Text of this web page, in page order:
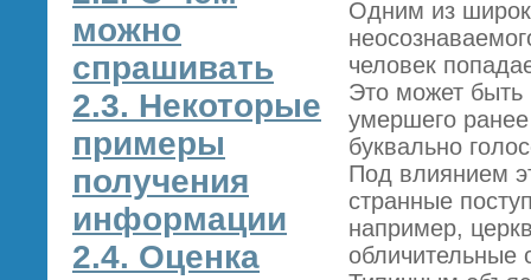
можно
спрашивать
2.3. Некоторые
примеры
получения
информации
2.4. Оценка
Одним из
человек
Это может
умершего
буквально
Под влиянием
странные
например,
обличительные